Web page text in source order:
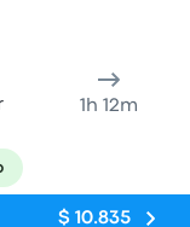
1h 12m
$ 10.835